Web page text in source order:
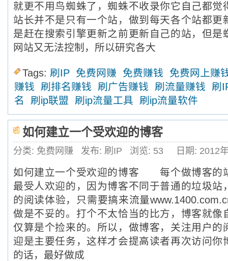
就更不用鸟蜘蛛了，蜘蛛不收录你它自己都觉
站长并不是只有一个站，做到每天各个站都更
是赶在搜索引擎更新之前更新自己的站，但是
网站又无法控制，所以研究各大
Tags: 刷IP 免费网赚 免费赚钱
免费网上赚
赚钱
刷排名赚钱 刷广告赚钱 刷流量赚钱
刷
名
刷ip联盟 刷ip流量工具 刷ip流量软件
如何建立一个受欢迎的博客
分类: 免费网赚 发布: 刷IP 浏览: 53 日期: 2012
如何建立一个受欢迎的博客 每个做博客的
最受人欢迎的，因为博客不同于普通的垃圾站
的阅读体验，只需要搞来流量
做是不妥的。打个不太恰当的比方，博客就像
仅算是个捡来的。所以，做博客，关注用户的
迎是主要任务，这样才会提高读者再次访问你
的话，最好做成